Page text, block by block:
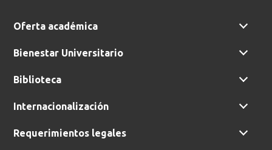
Oferta académica
Bienestar Universitario
Biblioteca
Internacionalización
Requerimientos legales